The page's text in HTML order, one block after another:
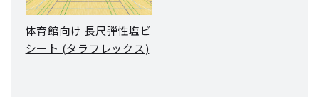
体育館向け 長尺弾性塩ビ
シート (タラフレックス)